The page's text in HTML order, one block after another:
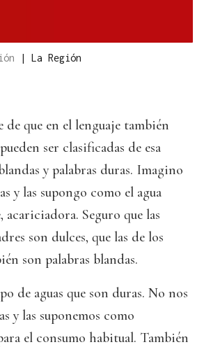
| La Región
que en el lenguaje también
ser clasificadas de esa
y palabras duras. Imagino
y las supongo como el agua
acariciadora. Seguro que las
son dulces, que las de los
son palabras blandas.
de aguas que son duras. No nos
y las suponemos como
el consumo habitual. También